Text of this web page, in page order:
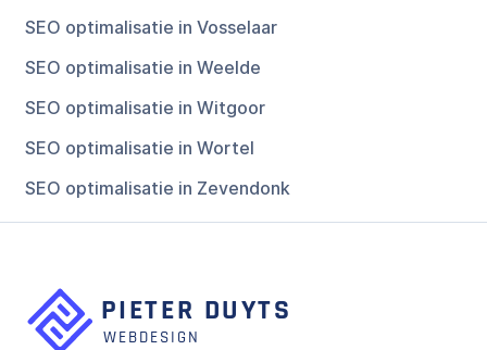
SEO optimalisatie in Vosselaar
SEO optimalisatie in Weelde
SEO optimalisatie in Witgoor
SEO optimalisatie in Wortel
SEO optimalisatie in Zevendonk